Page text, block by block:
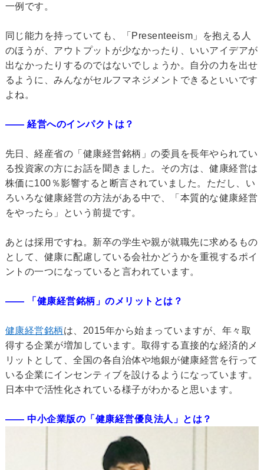
一例です。
同じ能力を持っていても、「Presenteeism」を抱える人
のほうが、アウトプットが少なかったり、いいアイデアが
出なかったりするのではないでしょうか。自分の力を出せ
るように、みんながセルフマネジメントできるといいです
よね。
―― 経営へのインパクトは？
先日、経産省の「健康経営銘柄」の委員を長年やられてい
る投資家の方にお話を聞きました。その方は、健康経営は
株価に100％影響すると断言されていました。ただし、い
ろいろな健康経営の方法がある中で、「本質的な健康経営
をやったら」という前提です。
あとは採用ですね。新卒の学生や親が就職先に求めるもの
として、健康に配慮している会社かどうかを重視するポイ
ントの一つになっていると言われています。
―― 「健康経営銘柄」のメリットとは？
健康経営銘柄は、2015年から始まっていますが、年々取
得する企業が増加しています。取得する直接的な経済的メ
リットとして、全国の各自治体や地銀が健康経営を行って
いる企業にインセンティブを設けるようになっています。
日本中で活性化されている様子がわかると思います。
―― 中小企業版の「健康経営優良法人」とは？